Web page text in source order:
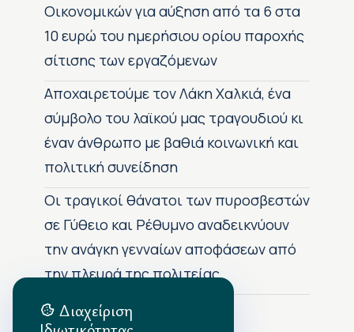
Οικονομικών για αύξηση από τα 6 στα
10 ευρώ του ημερήσιου ορίου παροχής
σίτισης των εργαζόμενων
Αποχαιρετούμε τον Λάκη Χαλκιά, ένα
σύμβολο του λαϊκού μας τραγουδιού κι
έναν άνθρωπο με βαθιά κοινωνική και
πολιτική συνείδηση
Οι τραγικοί θάνατοι των πυροσβεστών
σε Γύθειο και Ρέθυμνο αναδεικνύουν
την ανάγκη γενναίων αποφάσεων από
την πλευρά της πολιτείας
Διαχείριση